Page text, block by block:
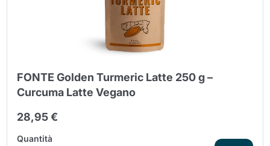
FONTE Golden Turmeric Latte 250 g –
Curcuma Latte Vegano
28,95 €
Quantità